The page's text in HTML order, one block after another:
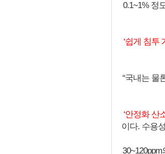
0.1~1% 정
‘쉽게 침투
“국내는 물
‘안정화 산
이다. 수용